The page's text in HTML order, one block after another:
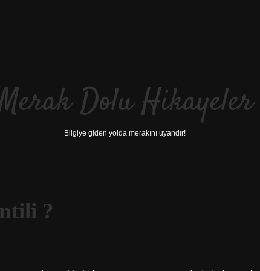
Dolu Hikayeler
Bilgiye giden yolda merakını uyandır!
?